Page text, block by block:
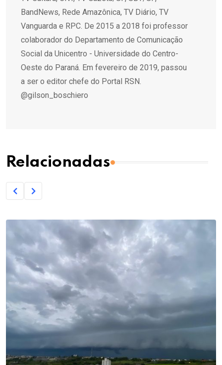
BandNews, Rede Amazônica, TV Diário, TV
Vanguarda e RPC. De 2015 a 2018 foi professor
colaborador do Departamento de Comunicação
Social da Unicentro - Universidade do Centro-
Oeste do Paraná. Em fevereiro de 2019, passou
a ser o editor chefe do Portal RSN.
@gilson_boschiero
Relacionadas